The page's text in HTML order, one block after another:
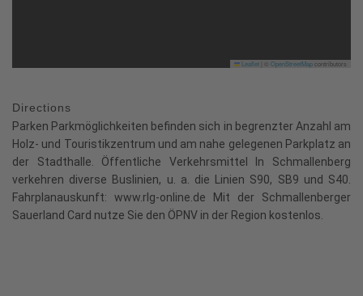
Leaflet OpenStreetMapcontributors
Directions
Parken Parkmöglichkeiten befinden sich in begrenzter Anzahl am
Holz- und Touristikzentrum und am nahe gelegenen Parkplatz an
der Stadthalle. Öffentliche Verkehrsmittel In Schmallenberg
verkehren diverse Buslinien, u. a. die Linien S90, SB9 und S40.
Fahrplanauskunft: www.rlg-online.de Mit der Schmallenberger
Sauerland Card nutze Sie den ÖPNV in der Region kostenlos.